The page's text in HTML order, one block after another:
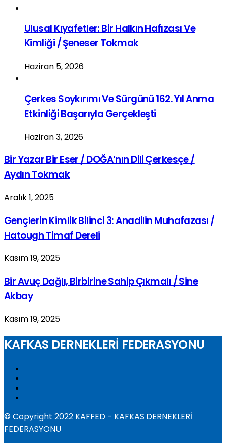
Ulusal Kıyafetler: Bir Halkın Hafızası Ve
Kimliği / Şeneser Tokmak
Haziran 5, 2026
Çerkes Soykırımı Ve Sürgünü 162. Yıl Anma
Etkinliği Başarıyla Gerçekleşti
Haziran 3, 2026
Bir Yazar Bir Eser / DOĞA’nın Dili Çerkesçe /
Aydın Tokmak
Aralık 1, 2025
Gençlerin Kimlik Bilinci 3: Anadilin Muhafazası /
Hatough Timaf Dereli
Kasım 19, 2025
Bir Avuç Dağlı, Birbirine Sahip Çıkmalı / Sine
Akbay
Kasım 19, 2025
KAFKAS DERNEKLERİ FEDERASYONU
© Copyright 2022 KAFFED - KAFKAS DERNEKLERİ
FEDERASYONU